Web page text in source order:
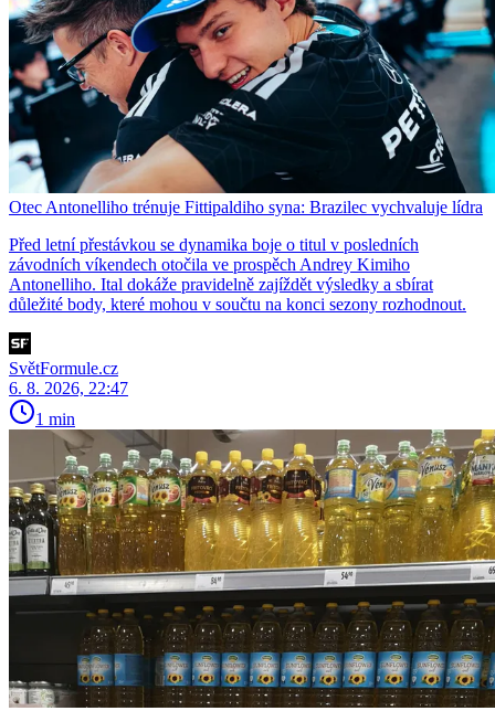
Otec Antonelliho trénuje Fittipaldiho syna: Brazilec vychvaluje lídra
Před letní přestávkou se dynamika boje o titul v posledních
závodních víkendech otočila ve prospěch Andrey Kimiho
Antonelliho. Ital dokáže pravidelně zajíždět výsledky a sbírat
důležité body, které mohou v součtu na konci sezony rozhodnout.
SvětFormule.cz
6. 8. 2026, 22:47
1 min